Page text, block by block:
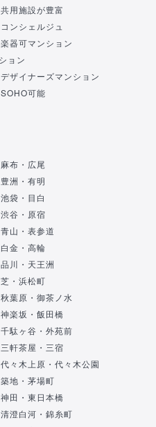
共用施設が豊富
コンシェルジュ
楽器可マンション
ョン
デザイナーズマンション
SOHO可能
麻布・広尾
豊洲・有明
池袋・目白
渋谷・原宿
青山・表参道
白金・高輪
品川・天王洲
芝・浜松町
秋葉原・御茶ノ水
神楽坂・飯田橋
千駄ヶ谷・外苑前
三軒茶屋・三宿
代々木上原・代々木公園
築地・茅場町
神田・東日本橋
清澄白河・錦糸町